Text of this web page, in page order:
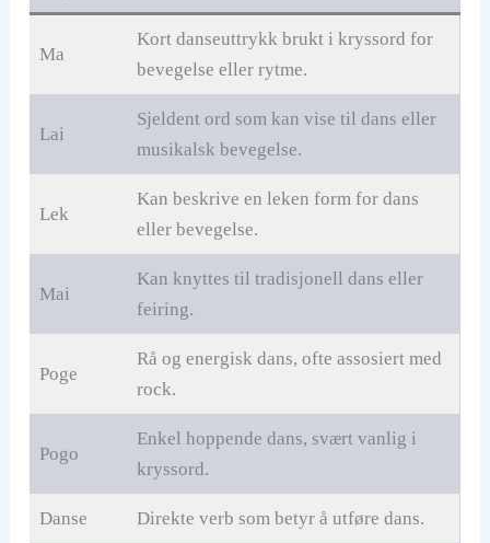
Ma
Kort danseuttrykk brukt i kryssord for
bevegelse eller rytme.
Lai
Sjeldent ord som kan vise til dans eller
musikalsk bevegelse.
Lek
Kan beskrive en leken form for dans
eller bevegelse.
Mai
Kan knyttes til tradisjonell dans eller
feiring.
Poge
Rå og energisk dans, ofte assosiert med
rock.
Pogo
Enkel hoppende dans, svært vanlig i
kryssord.
Danse Direkte verb som betyr å utføre dans.